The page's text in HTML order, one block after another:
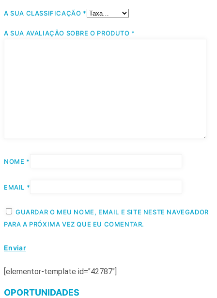
A SUA CLASSIFICAÇÃO *
A SUA AVALIAÇÃO SOBRE O PRODUTO *
NOME *
EMAIL *
GUARDAR O MEU NOME, EMAIL E SITE NESTE NAVEGADOR
PARA A PRÓXIMA VEZ QUE EU COMENTAR.
[elementor-template id="42787"]
OPORTUNIDADES